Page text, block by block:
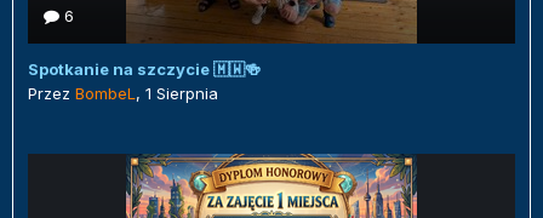
6
Spotkanie na szczycie 🇲🇼🍻
Przez BombeL , 1 Sierpnia